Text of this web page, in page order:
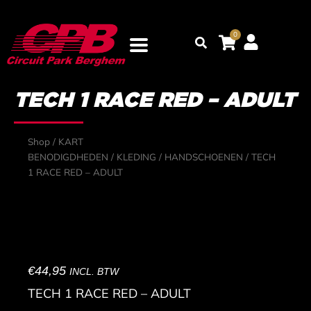
inhoud
Zoeken
0
TECH 1 RACE RED – ADULT
Shop / KART
BENODIGDHEDEN / KLEDING / HANDSCHOENEN / TECH
1 RACE RED – ADULT
€44,95 INCL. BTW
TECH 1 RACE RED – ADULT